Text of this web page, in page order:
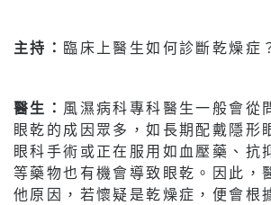
主持： 臨床上醫生如何診斷乾燥症
醫生： 風濕病科專科醫生一般會從
眼乾的成因眾多，如長期配戴隱形
眼科手術或正在服用如血壓藥、抗
等藥物也有機會導致眼乾。因此，
他原因，若懷疑是乾燥症，便會根